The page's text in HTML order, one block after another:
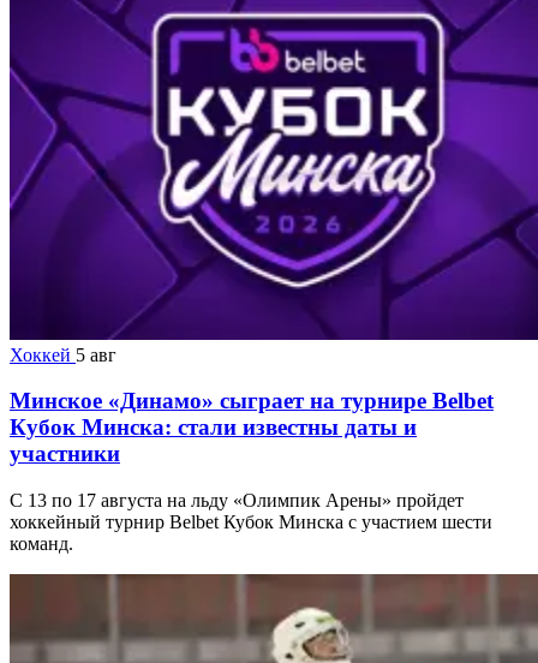
Хоккей 5 авг
Минское «Динамо» сыграет на турнире Belbet
Кубок Минска: стали известны даты и
участники
С 13 по 17 августа на льду «Олимпик Арены» пройдет
хоккейный турнир Belbet Кубок Минска с участием шести
команд.